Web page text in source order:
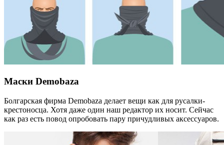
Маски Demobaza
Болгарская фирма Demobaza делает вещи как для русалки-
крестоносца. Хотя даже один наш редактор их носит. Сейчас
как раз есть повод опробовать пару причудливых аксессуаров.